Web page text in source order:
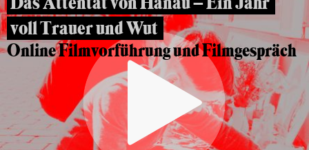
voll Trauer und Wut
Online Filmvorführung und Filmgespräch